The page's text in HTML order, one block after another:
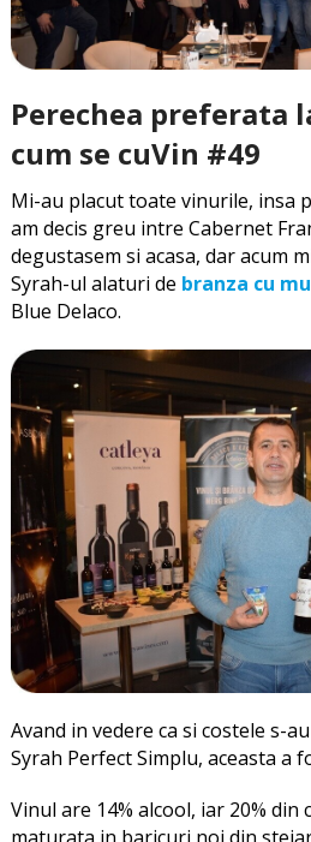
Perechea preferata
cum se cuVin #49
Mi-au placut toate vinurile, insa
am decis greu intre Cabernet
degustasem si acasa, dar acum
Syrah-ul alaturi de branza cu
Blue Delaco.
Avand in vedere ca si costele s-
Syrah Perfect Simplu, aceasta a
Vinul are 14% alcool, iar 20%